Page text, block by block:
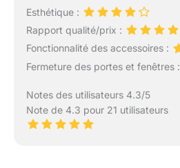
Esthétique :
Rapport qualité/prix :
Fonctionnalité des accessoires :
Fermeture des portes et fenêtres :
Notes des utilisateurs 4.3/5
Note de 4.3 pour 21 utilisateurs